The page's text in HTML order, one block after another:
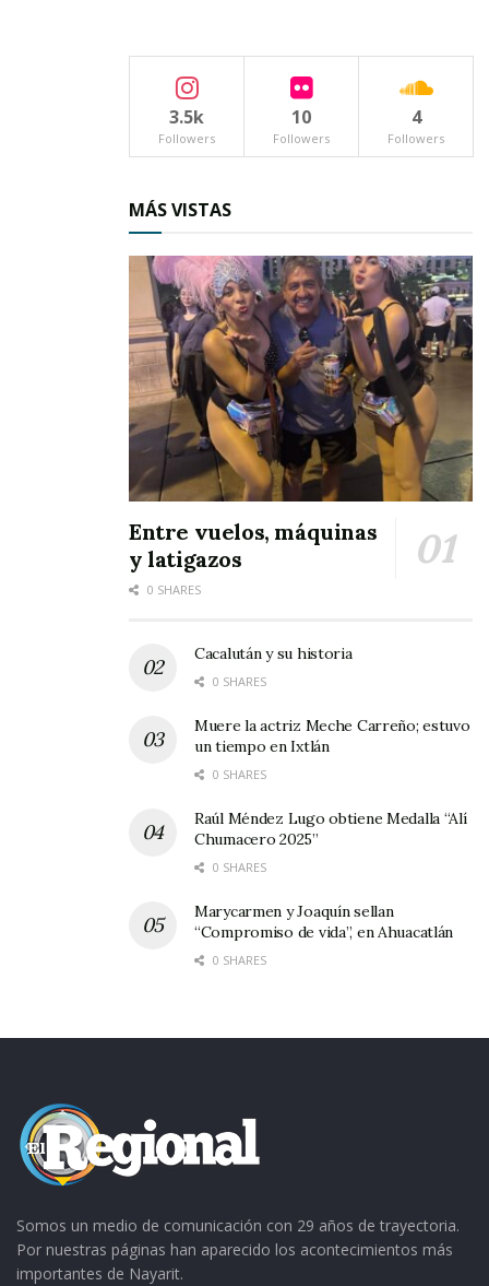
Juntos forman un equipo dedicado a tomar
decisiones cruciales para la
supervivenciade
sus pacientes, siempre buscando la mejor
estrategia para enfrentar una de las
En esta clínica, administrada por el grupo
«Mosi», cada médico entiende su rol y lo ejerce
extensa trayectoriade Gilberto hasta
energía y compromisode Edward, los
pacientes sienten que están en manos de
verdaderos profesionales que no solo buscan
curar, sino acompañar en cada paso del
tratamiento, con inteligencia y empatía.
Los comentarios anteriores surgen ahora 23 de
octubre, fecha en que se celebra El Día del
quienes, como los doctores
Es pues, un pequeño homenaje a esos
profesionales que, condedicación y
, marcan una diferencia en la vida
3.5k
Followers
10
Followers
4
Followers
MÁS VISTAS
Entre vuelos, máquinas
y latigazos
0 SHARES
Cacalután y su historia
0 SHARES
Muere la actriz Meche Carreño; estuvo
un tiempo en Ixtlán
0 SHARES
Raúl Méndez Lugo obtiene Medalla “Alí
Chumacero 2025”
0 SHARES
Marycarmen y Joaquín sellan
“Compromiso de vida”, en Ahuacatlán
0 SHARES
Somos un medio de comunicación con 29 años de trayectoria.
Por nuestras páginas han aparecido los acontecimientos más
importantes de Nayarit.